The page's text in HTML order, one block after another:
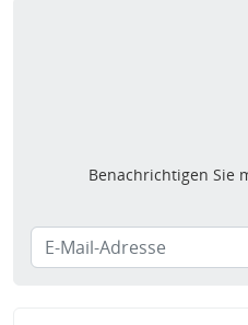
Benachrichtigen Sie